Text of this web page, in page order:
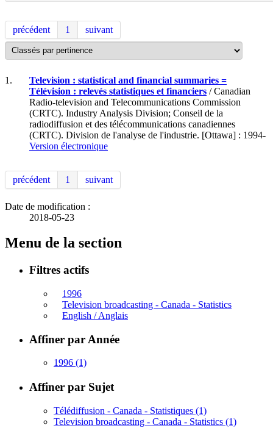
précédent 1 suivant
1.
Television : statistical and financial summaries =
Télévision : relevés statistiques et financiers / Canadian
Radio-television and Telecommunications Commission
(CRTC). Industry Analysis Division; Conseil de la
radiodiffusion et des télécommunications canadiennes
(CRTC). Division de l'analyse de l'industrie. [Ottawa] : 1994-
Version électronique
précédent 1 suivant
Date de modification :
2018-05-23
Menu de la section
Filtres actifs
1996
Television broadcasting - Canada - Statistics
English / Anglais
Affiner par Année
1996 (1)
Affiner par Sujet
Télédiffusion - Canada - Statistiques (1)
Television broadcasting - Canada - Statistics (1)